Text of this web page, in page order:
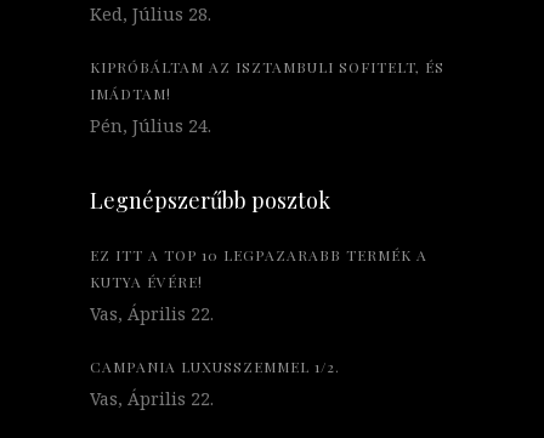
Ked, Július 28.
KIPRÓBÁLTAM AZ ISZTAMBULI SOFITELT, ÉS
IMÁDTAM!
Pén, Július 24.
Legnépszerűbb posztok
EZ ITT A TOP 10 LEGPAZARABB TERMÉK A
KUTYA ÉVÉRE!
Vas, Április 22.
CAMPANIA LUXUSSZEMMEL 1/2.
Vas, Április 22.